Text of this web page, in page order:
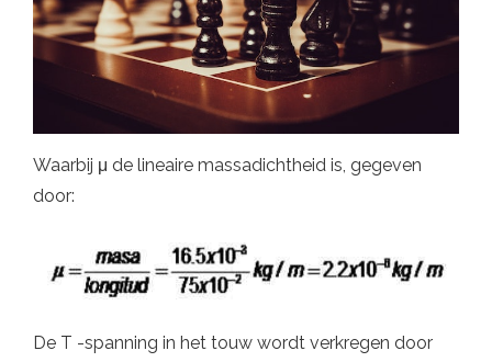
Waarbij μ de lineaire massadichtheid is, gegeven
door:
De T -spanning in het touw wordt verkregen door